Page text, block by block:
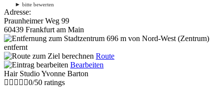
► bitte bewerten
Adresse:
Praunheimer Weg 99
60439 Frankfurt am Main
696 m von Nord-West (Zentrum)
entfernt
Route
Bearbeiten
Hair Studio Yvonne Barton
0/50 ratings